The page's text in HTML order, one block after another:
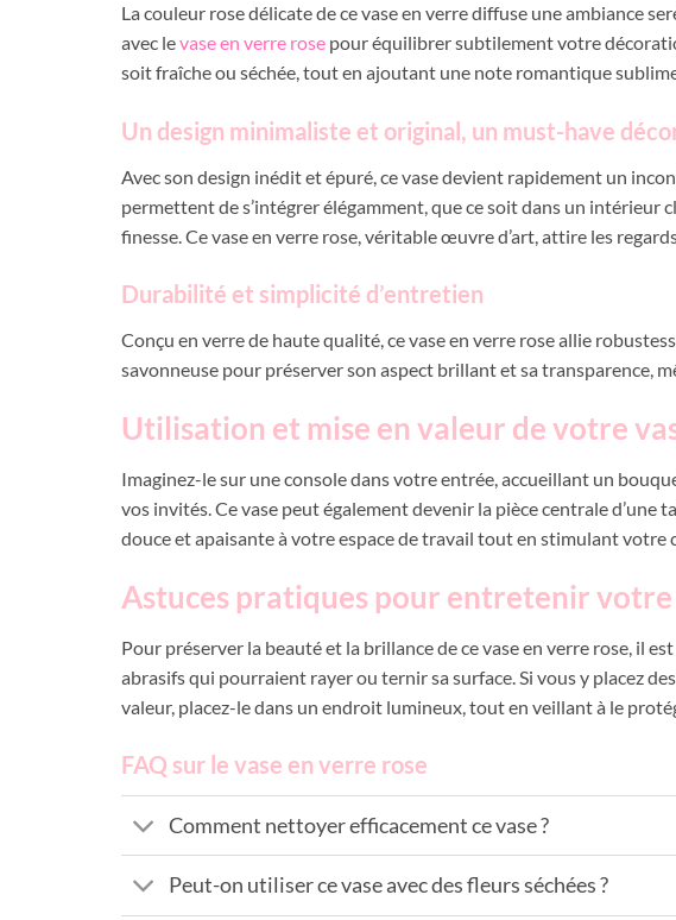
La couleur rose délicate de ce vase en verre diffuse une ambiance
avec levase en verre rose pour équilibrer subtilement votre
soit fraîche ou séchée, tout en ajoutant une note romantique
Un design minimaliste et original, un must-have
Avec son design inédit et épuré, ce vase devient rapidement un
permettent de s’intégrer élégamment, que ce soit dans un intérieur
finesse. Ce vase en verre rose, véritable œuvre d’art, attire les
Durabilité et simplicité d’entretien
Conçu en verre de haute qualité, ce vase en verre rose allie
savonneuse pour préserver son aspect brillant et sa transparence,
Utilisation et mise en valeur de votre
Imaginez-le sur une console dans votre entrée, accueillant un
vos invités. Ce vase peut également devenir la pièce centrale
douce et apaisante à votre espace de travail tout en stimulant
Astuces pratiques pour entretenir votre
Pour préserver la beauté et la brillance de ce vase en verre rose, il
abrasifs qui pourraient rayer ou ternir sa surface. Si vous y placez
valeur, placez-le dans un endroit lumineux, tout en veillant à le
FAQ sur le vase en verre rose
Comment nettoyer efficacement ce vase ?
Peut-on utiliser ce vase avec des fleurs séchées ?